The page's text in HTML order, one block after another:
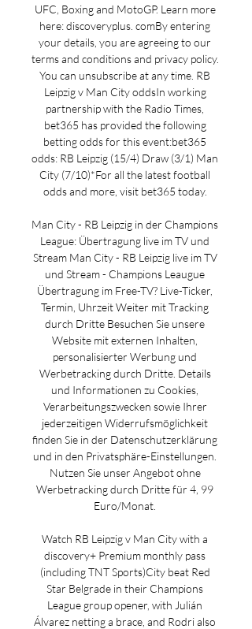
UFC, Boxing and MotoGP. Learn more
here: discoveryplus. comBy entering
your details, you are agreeing to our
terms and conditions and privacy policy.
You can unsubscribe at any time. RB
Leipzig v Man City oddsIn working
partnership with the Radio Times,
bet365 has provided the following
betting odds for this event:bet365
odds: RB Leipzig (15/4) Draw (3/1) Man
City (7/10)*For all the latest football
odds and more, visit bet365 today.
Man City - RB Leipzig in der Champions
League: Übertragung live im TV und
Stream﻿ Man City - RB Leipzig live im TV
und Stream - Champions Leaugue
Übertragung im Free-TV? Live-Ticker,
Termin, Uhrzeit Weiter mit Tracking
durch Dritte Besuchen Sie unsere
Website mit externen Inhalten,
personalisierter Werbung und
Werbetracking durch Dritte. Details
und Informationen zu Cookies,
Verarbeitungszwecken sowie Ihrer
jederzeitigen Widerrufsmöglichkeit
finden Sie in der Datenschutzerklärung
und in den Privatsphäre-Einstellungen.
Nutzen Sie unser Angebot ohne
Werbetracking durch Dritte für 4, 99
Euro/Monat.
Watch RB Leipzig v Man City with a
discovery+ Premium monthly pass
(including TNT Sports)City beat Red
Star Belgrade in their Champions
League group opener, with Julián
Álvarez netting a brace, and Rodri also